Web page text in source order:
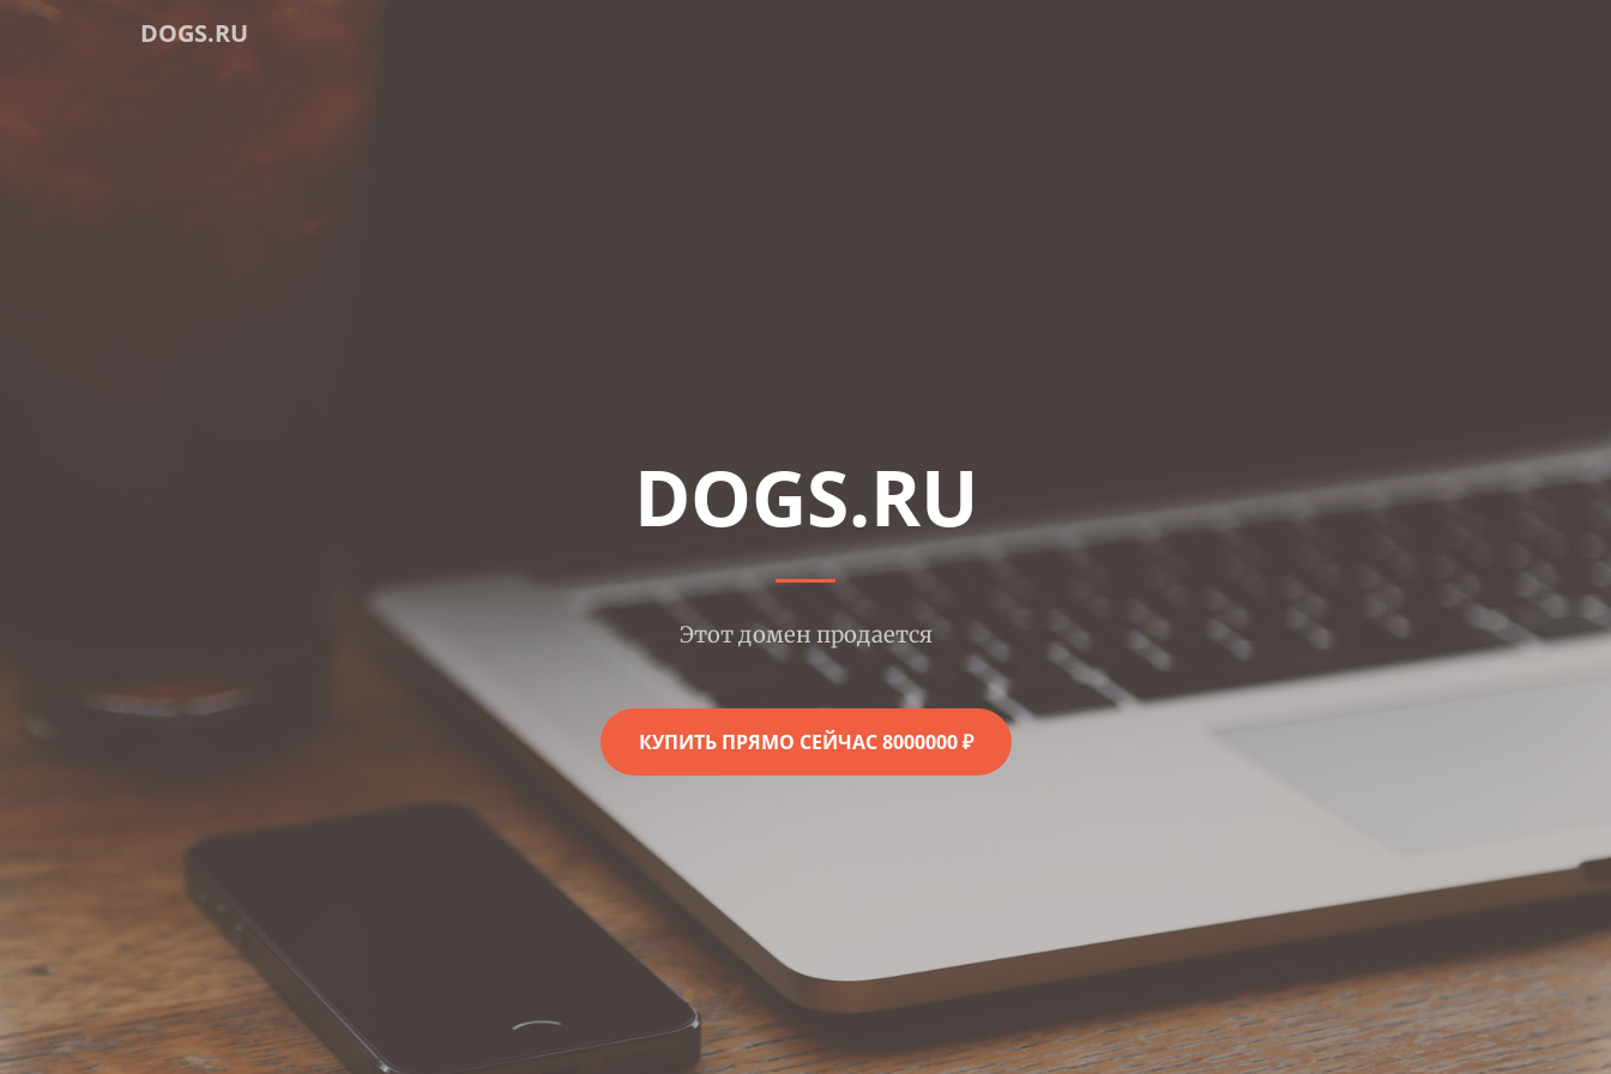
DOGS.RU
DOGS.RU
Этот домен продается
КУПИТЬ ПРЯМО СЕЙЧАС 8000000 ₽